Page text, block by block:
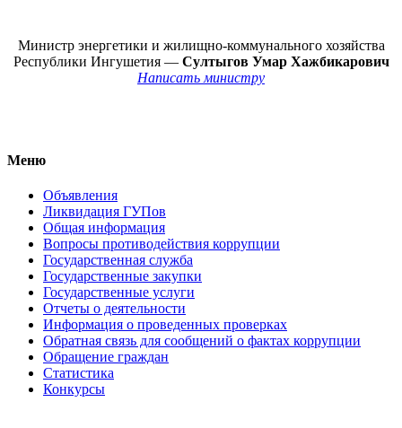
Министр энергетики и жилищно-коммунального хозяйства
Республики Ингушетия — Султыгов Умар Хажбикарович
Написать министру
Меню
Объявления
Ликвидация ГУПов
Общая информация
Вопросы противодействия коррупции
Государственная служба
Государственные закупки
Государственные услуги
Отчеты о деятельности
Информация о проведенных проверках
Обратная связь для сообщений о фактах коррупции
Обращение граждан
Статистика
Конкурсы